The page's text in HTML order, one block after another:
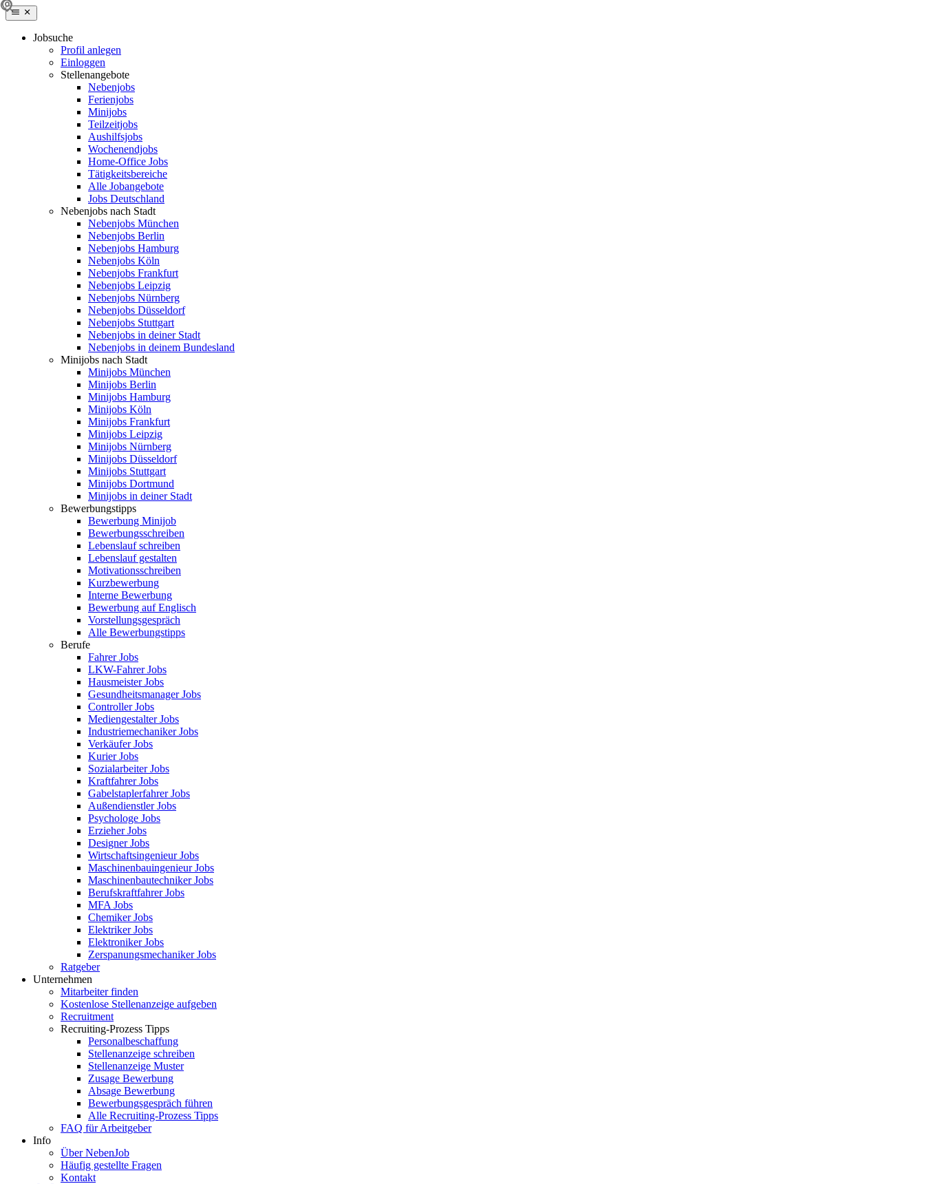
Jobsuche
Profil anlegen
Einloggen
Stellenangebote
Nebenjobs
Ferienjobs
Minijobs
Teilzeitjobs
Aushilfsjobs
Wochenendjobs
Home-Office Jobs
Tätigkeitsbereiche
Alle Jobangebote
Jobs Deutschland
Nebenjobs nach Stadt
Nebenjobs München
Nebenjobs Berlin
Nebenjobs Hamburg
Nebenjobs Köln
Nebenjobs Frankfurt
Nebenjobs Leipzig
Nebenjobs Nürnberg
Nebenjobs Düsseldorf
Nebenjobs Stuttgart
Nebenjobs in deiner Stadt
Nebenjobs in deinem Bundesland
Minijobs nach Stadt
Minijobs München
Minijobs Berlin
Minijobs Hamburg
Minijobs Köln
Minijobs Frankfurt
Minijobs Leipzig
Minijobs Nürnberg
Minijobs Düsseldorf
Minijobs Stuttgart
Minijobs Dortmund
Minijobs in deiner Stadt
Bewerbungstipps
Bewerbung Minijob
Bewerbungsschreiben
Lebenslauf schreiben
Lebenslauf gestalten
Motivationsschreiben
Kurzbewerbung
Interne Bewerbung
Bewerbung auf Englisch
Vorstellungsgespräch
Alle Bewerbungstipps
Berufe
Fahrer Jobs
LKW-Fahrer Jobs
Hausmeister Jobs
Gesundheitsmanager Jobs
Controller Jobs
Mediengestalter Jobs
Industriemechaniker Jobs
Verkäufer Jobs
Kurier Jobs
Sozialarbeiter Jobs
Kraftfahrer Jobs
Gabelstaplerfahrer Jobs
Außendienstler Jobs
Psychologe Jobs
Erzieher Jobs
Designer Jobs
Wirtschaftsingenieur Jobs
Maschinenbauingenieur Jobs
Maschinenbautechniker Jobs
Berufskraftfahrer Jobs
MFA Jobs
Chemiker Jobs
Elektriker Jobs
Elektroniker Jobs
Zerspanungsmechaniker Jobs
Ratgeber
Unternehmen
Mitarbeiter finden
Kostenlose Stellenanzeige aufgeben
Recruitment
Recruiting-Prozess Tipps
Personalbeschaffung
Stellenanzeige schreiben
Stellenanzeige Muster
Zusage Bewerbung
Absage Bewerbung
Bewerbungsgespräch führen
Alle Recruiting-Prozess Tipps
FAQ für Arbeitgeber
Info
Über NebenJob
Häufig gestellte Fragen
Kontakt